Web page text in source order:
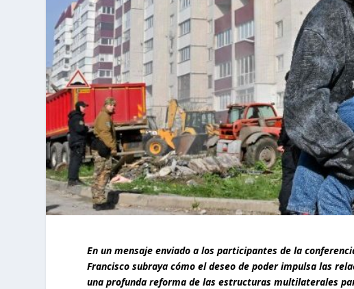
En un mensaje enviado a los participantes de la
Francisco subraya cómo el deseo de poder impulsa las
una profunda reforma de las estructuras multilaterales